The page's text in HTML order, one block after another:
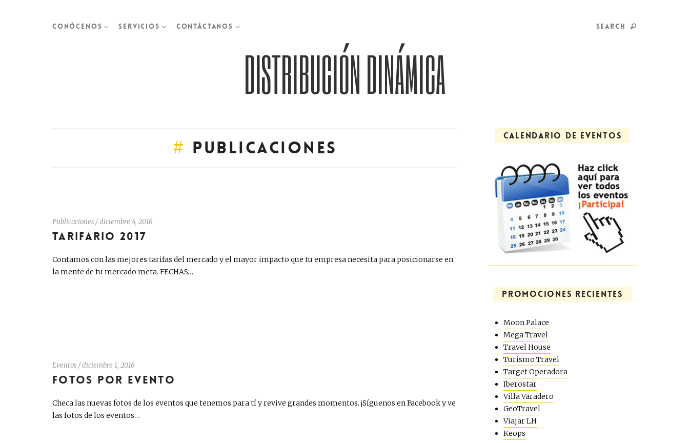
CONÓCENOS SERVICIOS CONTÁCTANOS SEARCH
DISTRIBUCIÓN DINÁMICA
# Publicaciones
Publicaciones/diciembre 4, 2016
TARIFARIO 2017
Contamos con las mejores tarifas del mercado y el mayor impacto que tu empresa necesita para posicionarse en
la mente de tu mercado meta. FECHAS…
Eventos/diciembre 1, 2016
FOTOS POR EVENTO
Checa las nuevas fotos de los eventos que tenemos para tí y revive grandes momentos. ¡Síguenos en Facebook y ve
las fotos de los eventos…
CALENDARIO DE EVENTOS
PROMOCIONES RECIENTES
Moon Palace
Mega Travel
Travel House
Turismo Travel
Target Operadora
Iberostar
Villa Varadero
GeoTravel
Viajar LH
Keops